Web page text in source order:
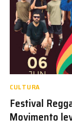
CULTURA
Festival
Movimento